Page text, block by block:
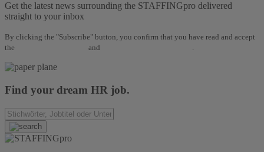
Get the latest news surrounding the STAFFINGpro delivered
straight to your inbox
By clicking the "Subscribe" button, you confirm that you have read and accept
the
and .
Find your dream HR job.